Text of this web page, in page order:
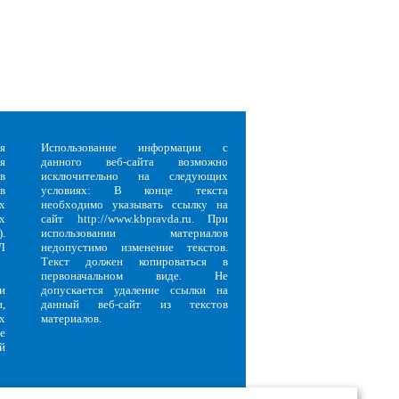
Использование информации с
данного веб-сайта возможно
исключительно на следующих
условиях: В конце текста
необходимо указывать ссылку на
сайт http://www.kbpravda.ru. При
использовании материалов
недопустимо изменение текстов.
Текст должен копироваться в
первоначальном виде. Не
допускается удаление ссылки на
данный веб-сайт из текстов
материалов.